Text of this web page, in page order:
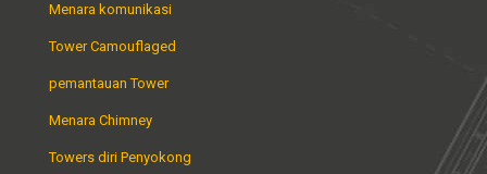
Menara komunikasi
Tower Camouflaged
pemantauan Tower
Menara Chimney
Towers diri Penyokong